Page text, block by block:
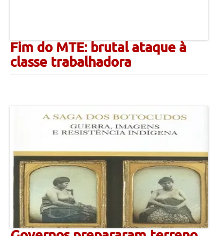
Fim do MTE: brutal ataque à
classe trabalhadora